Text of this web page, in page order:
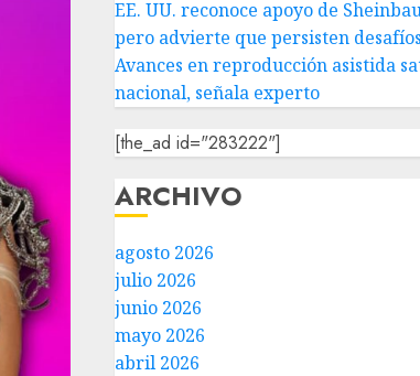
EE. UU. reconoce apoyo de
pero advierte que persisten desafíos
Avances en reproducción asistida
nacional, señala experto
[the_ad id="283222"]
ARCHIVO
agosto 2026
julio 2026
junio 2026
mayo 2026
abril 2026